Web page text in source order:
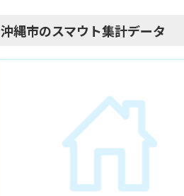
沖縄市のスマウト集計データ